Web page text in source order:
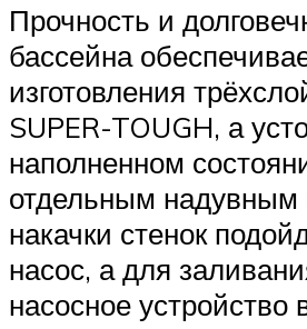
Прочность и
бассейна
изготовления
SUPER-TOUGH, а
наполненном
отдельным надувным
накачки стенок
насос, а для
насосное устройство